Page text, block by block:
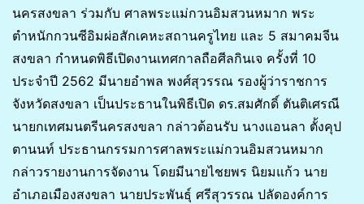
นครสงขลา ร่วมกับ ศาลพระแม่กวนอิมสวนหมาก พระ
ตำหนักกวนซีอิมผ่อสักเคหะสถานครูไทย และ 5 สมาคมจีน
สงขลา กำหนดพิธีเปิดงานเทศกาลถือศีลกินเจ ครั้งที่ 10
ประจำปี 2562 มีนายอำพล พงศ์สุวรรณ รองผู้ว่าราชการ
จังหวัดสงขลา เป็นประธานในพิธีเปิด ดร.สมศักดิ์ ตันติเศรณี
นายกเทศมนตรีนครสงขลา กล่าวต้อนรับ นางแอนลา ตั้งคุป
ตานนท์ ประธานกรรมการศาลพระแม่กวนอิมสวนหมาก
กล่าวรายงานการจัดงาน โดยมีนายไชยพร นิยมแก้ว นาย
อำเภอเมืองสงขลา นายประพันธุ์ ศรีสุวรรณ ปลัดองค์การ